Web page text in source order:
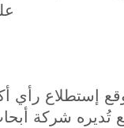
إستطلاع رأي